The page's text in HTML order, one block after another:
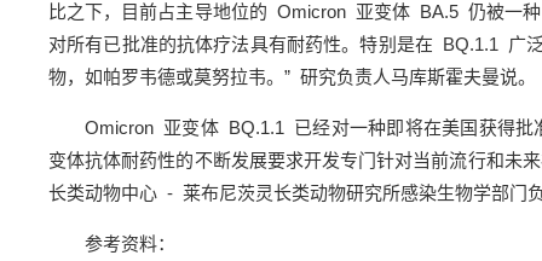
比之下，目前占主导地位的 Omicron 亚变体 BA.5 仍被一
对所有已批准的抗体疗法具有耐药性。特别是在 BQ.1.1 广
物，如帕罗韦德或莫努拉韦。” 研究负责人马库斯霍夫曼说。
Omicron 亚变体 BQ.1.1 已经对一种即将在美国获得
变体抗体耐药性的不断发展要求开发专门针对当前流行和未
长类动物中心 - 莱布尼茨灵长类动物研究所感染生物学部门
参考资料：